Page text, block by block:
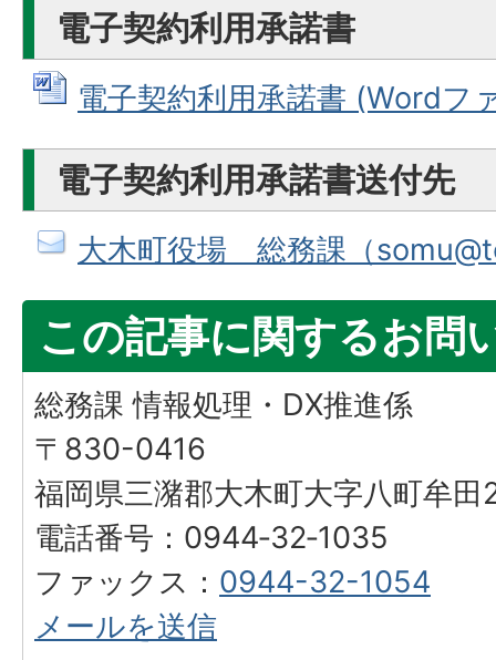
電子契約利用承諾書
電子契約利用承諾書 (Wordフ
電子契約利用承諾書送付先
大木町役場 総務課（
この記事に関するお問
総務課 情報処理・DX推進係
〒830-0416
福岡県三潴郡大木町大字八町牟
電話番号：0944‐32‐1035
ファックス： 0944-32-1054
メールを送信